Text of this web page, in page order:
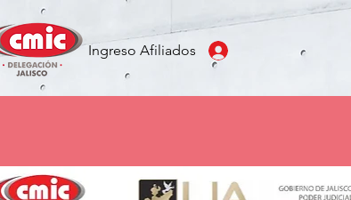
Ingreso Afiliados